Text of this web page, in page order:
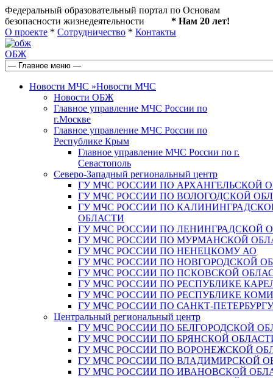
Федеральный образовательный портал по Основам
безопасности жизнедеятельности * Нам 20 лет!
О проекте * Сотрудничество * Контакты
ОБЖ
Новости МЧС »Новости МЧС
Новости ОБЖ
Главное управление МЧС России по
г.Москве
Главное управление МЧС России по
Республике Крым
Главное управление МЧС России по г.
Севастополь
Северо-Западный региональный центр
ГУ МЧС РОССИИ ПО АРХАНГЕЛЬСКОЙ
ГУ МЧС РОССИИ ПО ВОЛОГОДСКОЙ
ГУ МЧС РОССИИ ПО
ОБЛАСТИ
ГУ МЧС РОССИИ ПО ЛЕНИНГРАДСКОЙ
ГУ МЧС РОССИИ ПО МУРМАНСКОЙ
ГУ МЧС РОССИИ ПО НЕНЕЦКОМУ АО
ГУ МЧС РОССИИ ПО НОВГОРОДСКОЙ
ГУ МЧС РОССИИ ПО ПСКОВСКОЙ
ГУ МЧС РОССИИ ПО РЕСПУБЛИКЕ
ГУ МЧС РОССИИ ПО РЕСПУБЛИКЕ КОМИ
ГУ МЧС РОССИИ ПО САНКТ-ПЕТЕРБУРГУ
Центральный региональный центр
ГУ МЧС РОССИИ ПО БЕЛГОРОДСКОЙ
ГУ МЧС РОССИИ ПО БРЯНСКОЙ
ГУ МЧС РОССИИ ПО ВОРОНЕЖСКОЙ
ГУ МЧС РОССИИ ПО ВЛАДИМИРСКОЙ
ГУ МЧС РОССИИ ПО ИВАНОВСКОЙ